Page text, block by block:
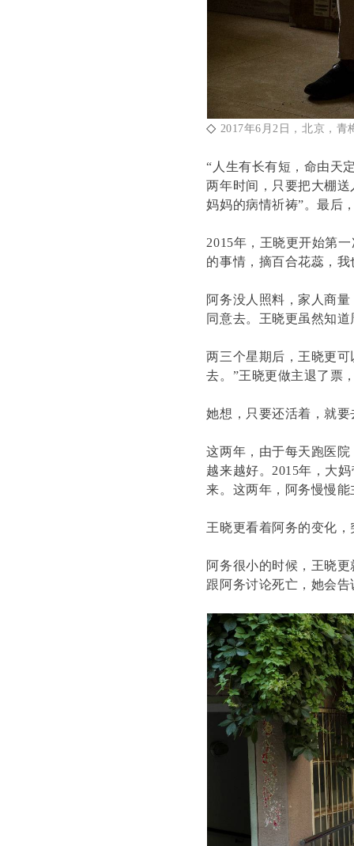
◇ 2017年6月2日，北京，
“人生有长有短，命由天
两年时间，只要把大棚
妈妈的病情祈祷”。最后
2015年，王晓更开始第
的事情，摘百合花蕊，我
阿务没人照料，家人商
同意去。王晓更虽然知
两三个星期后，王晓更
去。”王晓更做主退了票
她想，只要还活着，就
这两年，由于每天跑医
越来越好。2015年，大
来。这两年，阿务慢慢
王晓更看着阿务的变化
阿务很小的时候，王晓
跟阿务讨论死亡，她会